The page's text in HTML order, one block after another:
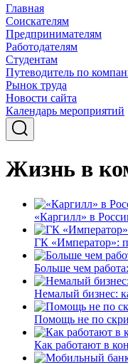
Главная
Соискателям
Предпринимателям
Работодателям
Студентам
Путеводитель по
Рынок труда
Новости сайта
Календарь мероприятий
Жизнь в
«Каргилл» в
ГК «Император»:
Больше чем
Немалый бизнес:
Помощь не по
Как работают в